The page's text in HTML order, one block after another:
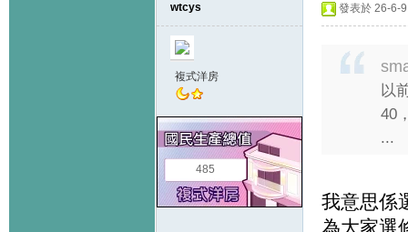
wtcys
複式洋房
485
發表於 26-6-
以
40
...
我意思係
為大家選